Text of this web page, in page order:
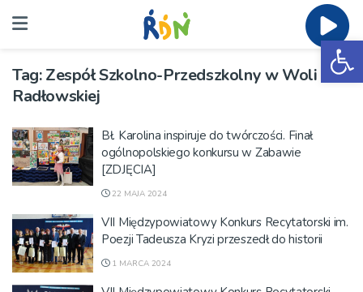
Tag:Zespół Szkolno-Przedszkolny w Woli
Radłowskiej
Bł. Karolina inspiruje do twórczości. Finał
ogólnopolskiego konkursu w Zabawie
[ZDJĘCIA]
22 MAJA 2024
VII Międzypowiatowy Konkurs Recytatorski im.
Poezji Tadeusza Kryzi przeszedł do historii
1 MARCA 2024